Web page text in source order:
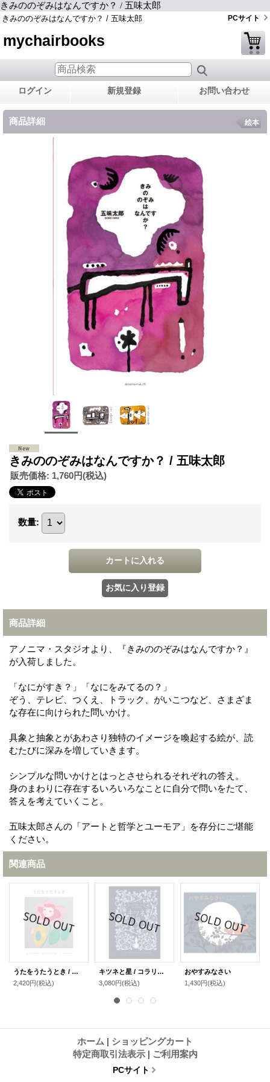
きみののぞみはなんですか？ / 五味太郎
きみののぞみはなんですか？ / 五味太郎 PCサイト
mychairbooks
ログイン 新規登録 お問い合わせ
商品詳細 絵本
きみののぞみはなんですか？ / 五味太郎
販売価格: 1,760円(税込)
数量:
商品詳細
アノニマ・スタジオより、『きみののぞみはなんですか？』
が入荷しました。
「なにがすき？」「なにをみてるの？」
ぞう、テレビ、つくえ、トラック、がいこつなど、さまざま
な存在に向けられた問いかけ。
具象と抽象とがあわさり独特のイメージを喚起する絵が、読
むたびに深みを増していきます。
シンプルな問いかけとはっとさせられるそれぞれの答え。
身のまわりに存在するいろいろなことに自分で問いをたて、
答えを考えていくこと。
五味太郎さんの「アートと哲学とユーモア」を存分にご堪能
ください。
関連商品
うたをうたうとき / まど・みちお (詩), 渡邉良重 (絵)
2,420円(税込)
キツネと星 / コラリー・ビックフォード=スミス (著), スミス幸子 (翻訳)
3,080円(税込)
おやすみなさい
1,430円(税込)
ホーム | ショッピングカート
特定商取引法表示 | ご利用案内
PCサイト